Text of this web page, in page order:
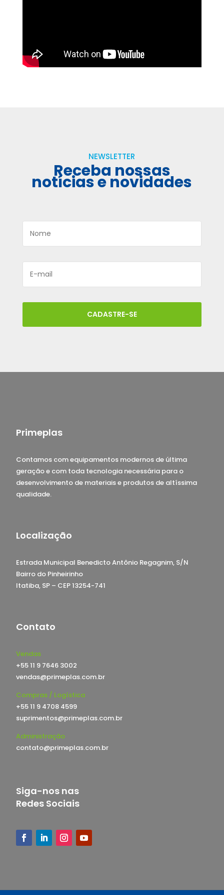
NEWSLETTER
Receba nossas
notícias e novidades
CADASTRE-SE
Primeplas
Contamos com equipamentos modernos de última
geração e com toda tecnologia necessária para o
desenvolvimento de materiais e produtos de altíssima
qualidade.
Localização
Estrada Municipal Benedicto Antônio Regagnim, S/N
Bairro do Pinheirinho
Itatiba, SP – CEP 13254-741
Contato
Vendas
+55 11 9 7646 3002
vendas@primeplas.com.br
Compras / Logística
+55 11 9 4708 4599
suprimentos@primeplas.com.br
Administração
contato@primeplas.com.br
Siga-nos nas
Redes Sociais